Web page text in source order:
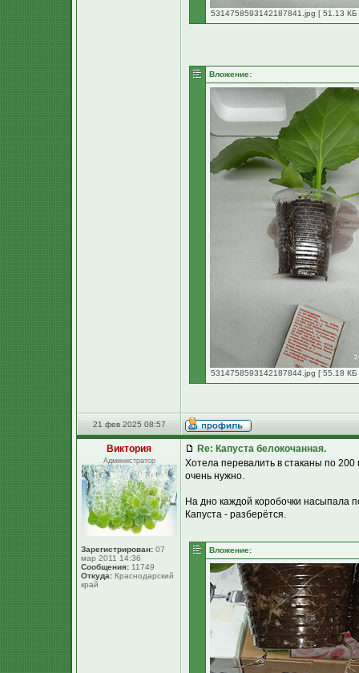
5314758593142187841.jpg [ 51.13
Вложение:
5314758593142187844.jpg [ 55.18
21 фев 2025 08:57
Виктория
Администратор
Зарегистрирован: 07
мар 2011 14:36
Сообщения: 11749
Откуда: Краснодарский
край
Re: Капуста белокочанная.
Хотела перевалить в стаканы по 200
очень нужно.
На дно каждой коробочки насыпала
Капуста - разберётся.
Вложение: